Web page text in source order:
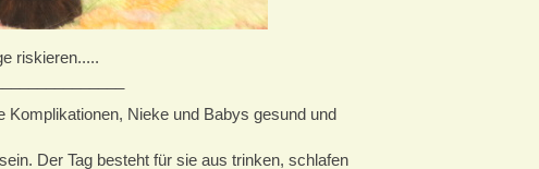
riskieren.....
Nieke und Babys gesund und
Der Tag besteht für sie aus trinken, schlafen